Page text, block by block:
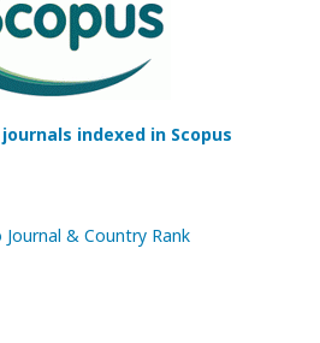
indexed in Scopus